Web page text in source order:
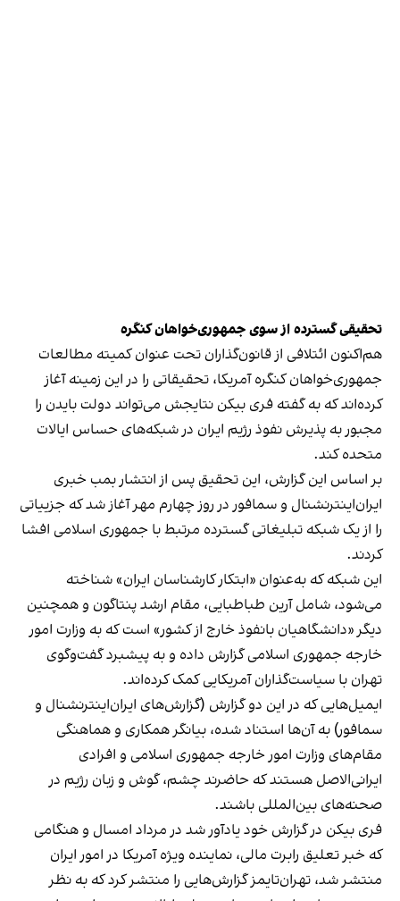
تحقیقی گسترده از سوی جمهوری‌خواهان کنگره
هم‌اکنون ائتلافی از قانون‌گذاران تحت عنوان کمیته مطالعات
جمهوری‌خواهان کنگره آمریکا، تحقیقاتی را در این زمینه آغاز
کرده‌اند که به گفته فری‌ بیکن نتایجش می‌تواند دولت بایدن را
مجبور به پذیرش نفوذ رژیم ایران در شبکه‌های حساس ایالات
متحده کند.
بر اساس این گزارش، این تحقیق پس از انتشار بمب‌ خبری
ایران‌اینترنشنال و سمافور در روز چهارم مهر آغاز شد که جزییاتی
را از یک شبکه تبلیغاتی گسترده مرتبط با جمهوری اسلامی افشا
کردند.
این شبکه که به‌عنوان «ابتکار کارشناسان ایران» شناخته
می‌‌شود، شامل آرین طباطبایی، مقام ارشد پنتاگون و همچنین
دیگر «دانشگاهیان بانفوذ خارج از کشور» است که به وزارت امور
خارجه جمهوری اسلامی گزارش داده‌ و به پیشبرد گفت‌و‌گوی
تهران با سیاست‌گذاران آمریکایی کمک کرده‌‌اند.
ایمیل‌هایی که در این دو گزارش (گزارش‌های ایران‌اینترنشنال و
سمافور) به آن‌ها استناد شده، بیانگر همکاری و هماهنگی
مقام‌های وزارت امور خارجه جمهوری اسلامی و افرادی
ایرانی‌الاصل هستند که حاضرند چشم، گوش و زبان رژیم در
صحنه‌های بین‌المللی باشند.
فری‌ بیکن در گزارش خود یادآور شد در مرداد امسال و هنگامی
که خبر تعلیق رابرت مالی، نماینده ویژه آمریکا در امور ایران
منتشر شد، تهران‌تایمز گزارش‌هایی را منتشر کرد که به نظر